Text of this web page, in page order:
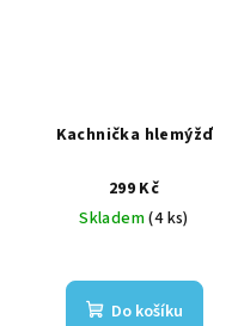
Kachnička hlemýžď
299 Kč
Skladem(4 ks)
Do košíku